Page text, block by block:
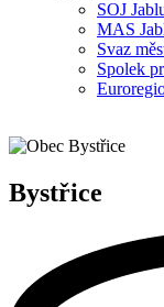
SOJ
MAS
Svaz
Spolek
Bystřice